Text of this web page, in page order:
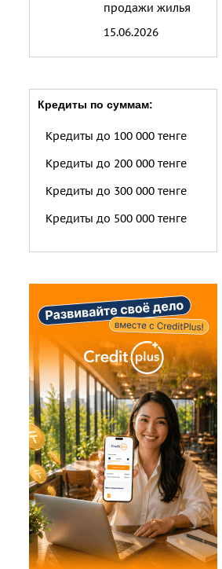
продажи жилья
15.06.2026
Кредиты по суммам:
Кредиты до 100 000 тенге
Кредиты до 200 000 тенге
Кредиты до 300 000 тенге
Кредиты до 500 000 тенге